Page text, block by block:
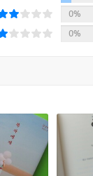
영광의료원’에서
인정을 받아내
람들의 섬, 제주를
심에 놓인 복자
0%
0%